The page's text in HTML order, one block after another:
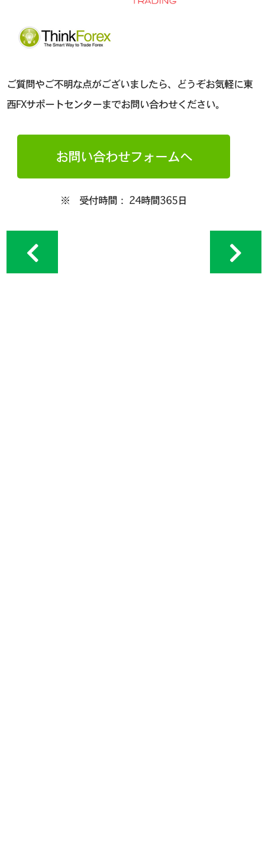
ご質問やご不明な点がございましたら、どうぞお気軽に東
西FXサポートセンターまでお問い合わせください。
お問い合わせフォームへ
※ 受付時間： 24時間365日